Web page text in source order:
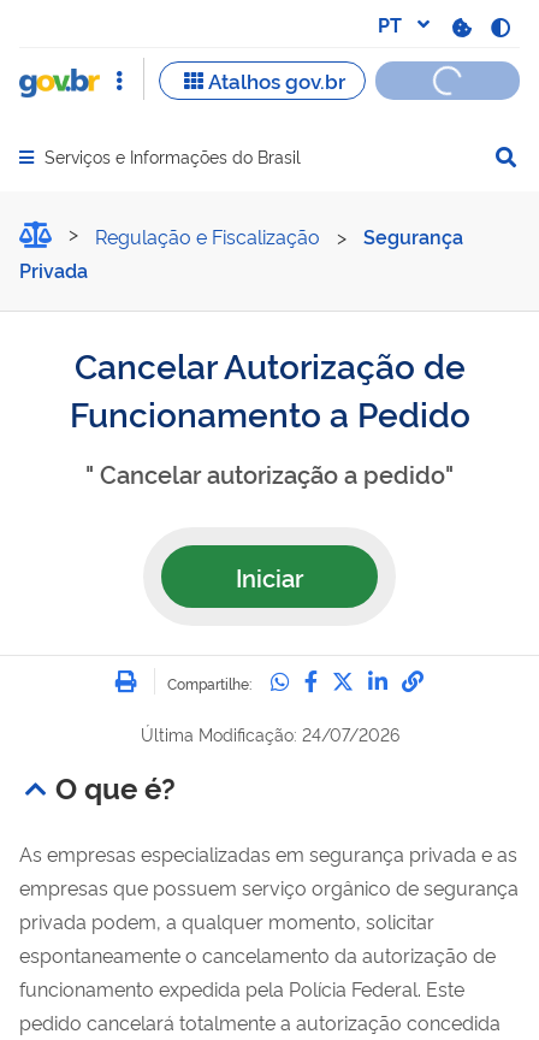
Abrir menu principal de navegação
Serviços e Informações do Brasil
Cancelar Autorização de
Regulação e Fiscalização >
Segurança
Privada
Cancelar Autorização de
Funcionamento a Pedido
" Cancelar autorização a pedido"
Iniciar
Imprimir
Compartilhe: Compartilhe no
Compartilhe no
Compartilhe no
Compartilhe
Última Modificação: 24/07/2026
O que é?
As empresas especializadas em segurança privada e as
empresas que possuem serviço orgânico de segurança
privada podem, a qualquer momento, solicitar
espontaneamente o cancelamento da autorização de
funcionamento expedida pela Polícia Federal. Este
pedido cancelará totalmente a autorização concedida